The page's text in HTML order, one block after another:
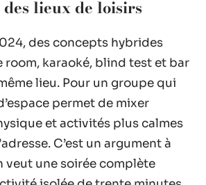
lieux de loisirs
des concepts hybrides
room, karaoké, blind test et bar
lieu. Pour un groupe qui
permet de mixer
et activités plus calmes
C’est un argument à
veut une soirée complète